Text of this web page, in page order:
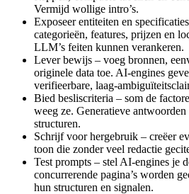
Vermijd wollige intro’s.
Exposeer entiteiten en
categorieën, features, prijzen en
LLM’s feiten kunnen verankeren.
Lever bewijs – voeg bronnen,
originele data toe. AI-engines
verifieerbare, laag-
Bied besliscriteria – som de
weeg ze. Generatieve
structuren.
Schrijf voor hergebruik – creëer
toon die zonder veel redactie
Test prompts – stel AI-engines je
concurrerende pagina’s worden
hun structuren en signalen.